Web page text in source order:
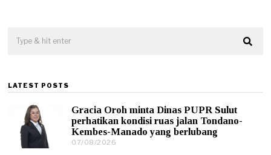
LATEST POSTS
Gracia Oroh minta Dinas PUPR Sulut
perhatikan kondisi ruas jalan Tondano-
Kembes-Manado yang berlubang
07/08/2026